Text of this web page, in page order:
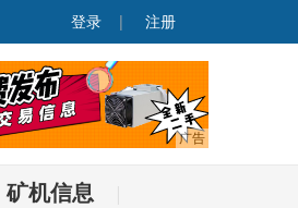
登录 | 注册
矿机信息